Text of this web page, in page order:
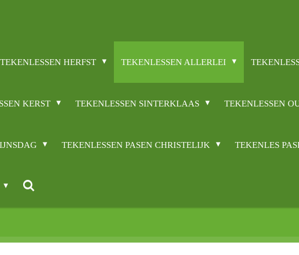
TEKENLESSEN HERFST TEKENLESSEN ALLERLEI
KERST TEKENLESSEN SINTERKLAAS TEKENLESSEN
TEKENLESSEN PASEN CHRISTELIJK TEKENLES